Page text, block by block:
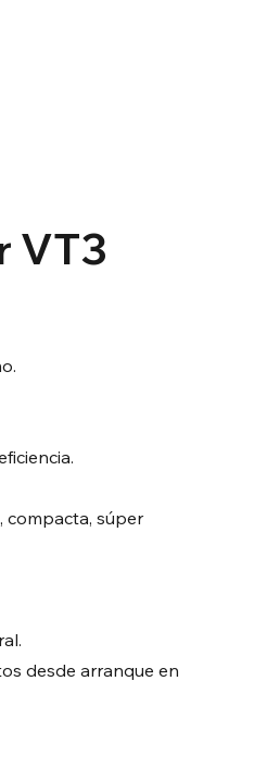
VT3
compacta, súper
desde arranque en